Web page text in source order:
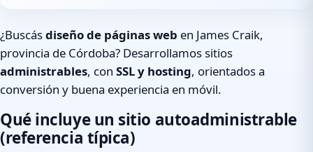
¿Buscásdiseño de páginas web en James Craik,
provincia de Córdoba? Desarrollamos sitios
administrables, con SSL y hosting, orientados a
conversión y buena experiencia en móvil.
Qué incluye un sitio autoadministrable
(referencia típica)